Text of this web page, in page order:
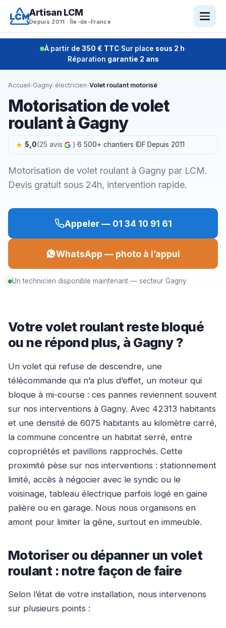
contenu
Artisan LCM
Depuis 2011 · Île-de-France
À partir de 350 € TTC·Sur place sous 2 h·
Réparation garantie 2 ans
Accueil›Gagny›électricien›Volet roulant motorisé
Motorisation de volet
roulant à Gagny
5,0(25 avis )·6 500+ chantiers IDF·Depuis 2011
Motorisation de volet roulant à Gagny par LCM.
Devis gratuit sous 24h, intervention rapide.
Appeler — 01 34 10 91 61
WhatsApp — photo à l’appui
Un technicien disponible maintenant — secteur Gagny
Votre volet roulant reste bloqué
ou ne répond plus, à Gagny ?
Un volet qui refuse de descendre, une
télécommande qui n’a plus d’effet, un moteur qui
bloque à mi-course : ces pannes reviennent souvent
sur nos interventions à Gagny. Avec 42313 habitants
et une densité de 6075 habitants au kilomètre carré,
la commune concentre un habitat serré, entre
copropriétés et pavillons rapprochés. Cette
proximité pèse sur nos interventions : stationnement
limité, accès à négocier avec le syndic ou le
voisinage, tableau électrique parfois logé en gaine
palière ou en garage. Nous nous organisons en
amont pour limiter la gêne, surtout en immeuble.
Motoriser ou dépanner un volet
roulant : notre façon de faire
Selon l’état de votre installation, nous intervenons
sur plusieurs points :